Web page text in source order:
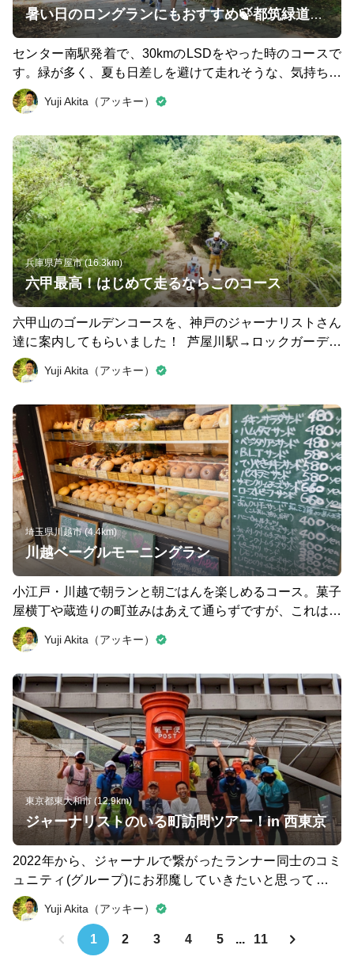
暑い日のロングランにもおすすめ🍃都筑緑道30kmコース
センター南駅発着で、30kmのLSDをやった時のコースで
す。緑が多く、夏も日差しを避けて走れそうな、気持ちい
いコースでした！
Yuji Akita（アッキー）
兵庫県芦屋市 (16.3km)
六甲最高！はじめて走るならこのコース
六甲山のゴールデンコースを、神戸のジャーナリストさん
達に案内してもらいました！ 芦屋川駅→ロックガーデン
→芦屋ゲート近くでドボン！→六甲山最高峰→有馬温泉
というコース。見どころたくさんなので、初めて六甲山で
みてください！初だった私は、めちゃくちゃ楽しかったで
す！！
Yuji Akita（アッキー）
埼玉県川越市 (4.4km)
川越ベーグルモーニングラン
小江戸・川越で朝ランと朝ごはんを楽しめるコース。菓子
屋横丁や蔵造りの町並みはあえて通らずですが、これはこ
れで走りやすく、楽しく、美味しいコースです。 序盤で
見つけたベーグル専門店「バニトイベーグル」でゴールし
お店「小鉢 豆美」からベーグルショップまでは歩きまし
た（笑）距離は1km強でした。 おにぎりも大きくて具材
たっぷりで満足！おすすめです👍 バニトイベーグル🥯 htt
p://www.vanitoy.com/ 小鉢 豆美🍙 https://www.instagram.
com/mameyoshi_crea/ こちらのコースで訪問できる史跡
は、こちら。 ・川越八幡宮⛩ ・川越大師 ・川越城本丸跡
🏯 川越大師への入り口のひとつ「どろぼう橋」の上から
は、恐らくお堀の名残と思われる景色が広がっています。
城があったという記録はないようですが、近くに川越城も
あることから「重要拠点としてお堀があった可能性もある
だろうなぁ」などと想像していました。時間と元気のある
方は、川越氷川神社にもぜひ足をのばしてください⛩ ま
た川越氷川神社の向こう側にある新河岸川は、春はお花見
スポット🌸ベーグル屋さんの向かいにも「ウコンザクラ
（鬱金桜）」という珍しい品種の桜が咲いています。春は
Yuji Akita（アッキー）
東京都東大和市 (12.9km)
ジャーナリストのいる町訪問ツアー！in 西東京
2022年から、ジャーナルで繋がったランナー同士のコミ
ュニティ(グループ)にお邪魔していきたいと思っていま
す！ お誘いお待ちしているので、コースやジャーナルへ
お気軽にコメントください😃
Yuji Akita（アッキー）
1 2 3 4 5 ... 11